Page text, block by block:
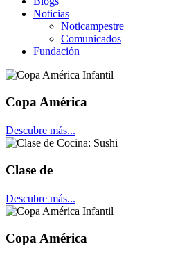
Noticias
Noticampestre
Comunicados
Fundación
Copa América
Descubre más...
Clase de
Descubre más...
Copa América